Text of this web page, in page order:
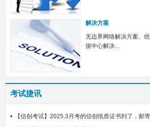
解决方案
无边界网络解决方案、
据中心解决...
考试捷讯
【信创考试】2025.3月考的信创纸质证书到了，邮